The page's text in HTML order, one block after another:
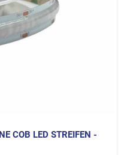
COB LED STREIFEN -